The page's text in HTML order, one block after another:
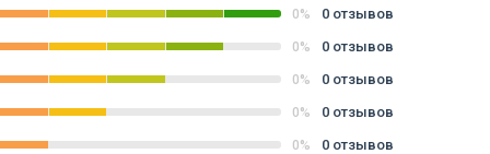
0% 0 отзывов
0% 0 отзывов
0% 0 отзывов
0% 0 отзывов
0% 0 отзывов